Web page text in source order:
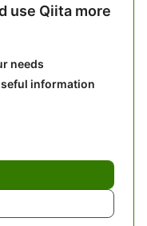
use Qiita more
needs
information